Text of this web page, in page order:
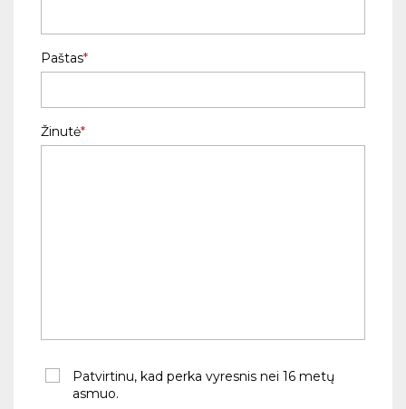
Paštas
Žinutė
Patvirtinu, kad perka vyresnis nei 16 metų
asmuo.